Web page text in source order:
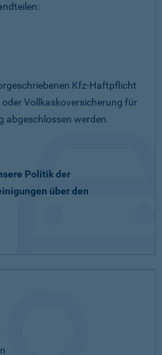
Kfz-Haftpflicht
oder Vollkaskoversicherung für
abgeschlossen werden.
Politik der
über den